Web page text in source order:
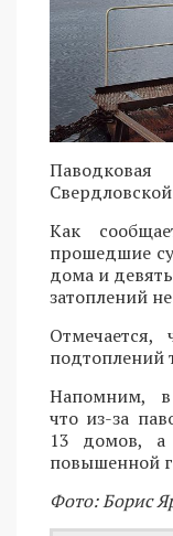
Как
прошедшие
дома и
затоплений
подтоплений
Напомним, в
что из-за
13 домов, а
повышенной
Фото: Борис